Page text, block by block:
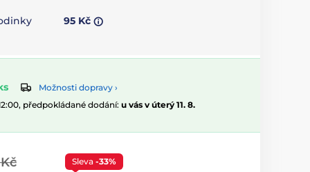
95 Kč
Možnosti dopravy ›
předpokládané dodání: u vás v úterý 11. 8.
Sleva -33%